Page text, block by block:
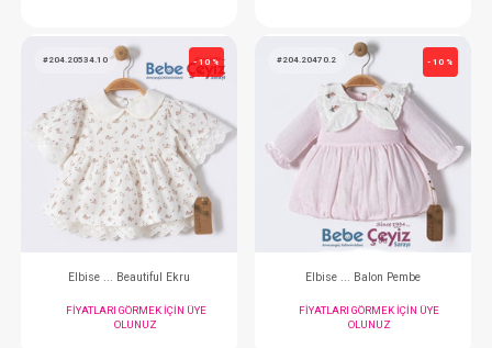
Elbise...Hırkalı Tiny Girl Gül
FIYATLARI GÖRMEK IÇIN ÜYE
OLUNUZ
Elbise...Hırkalı Tiny
FIYATLARI
OLUNUZ
#204.20534.10 #204.20470.2